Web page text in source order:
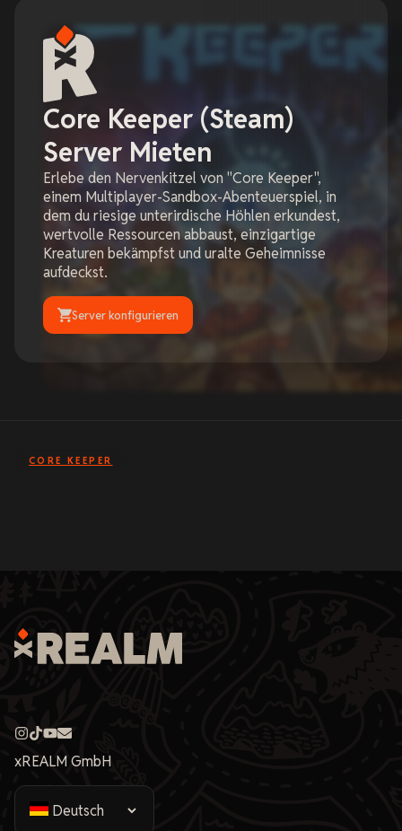
Core Keeper (Steam)
Server Mieten
Erlebe den Nervenkitzel von "Core Keeper",
einem Multiplayer-Sandbox-Abenteuerspiel, in
dem du riesige unterirdische Höhlen erkundest,
wertvolle Ressourcen abbaust, einzigartige
Kreaturen bekämpfst und uralte Geheimnisse
aufdeckst.
Server konfigurieren
CORE KEEPER
xREALM GmbH